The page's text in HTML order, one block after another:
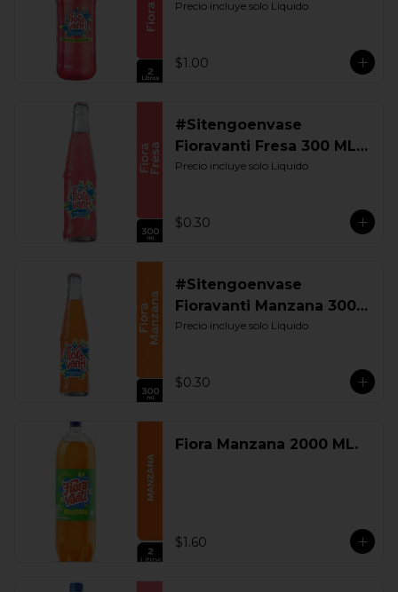
ML. Retornable
Precio incluye solo Liquido
$1.00
#Sitengoenvase
Fioravanti Fresa 300 ML.
Retornable
Precio incluye solo Liquido
$0.30
#Sitengoenvase
Fioravanti Manzana 300
ML. Retornable
Precio incluye solo Liquido
$0.30
Fiora Manzana 2000 ML.
$1.60